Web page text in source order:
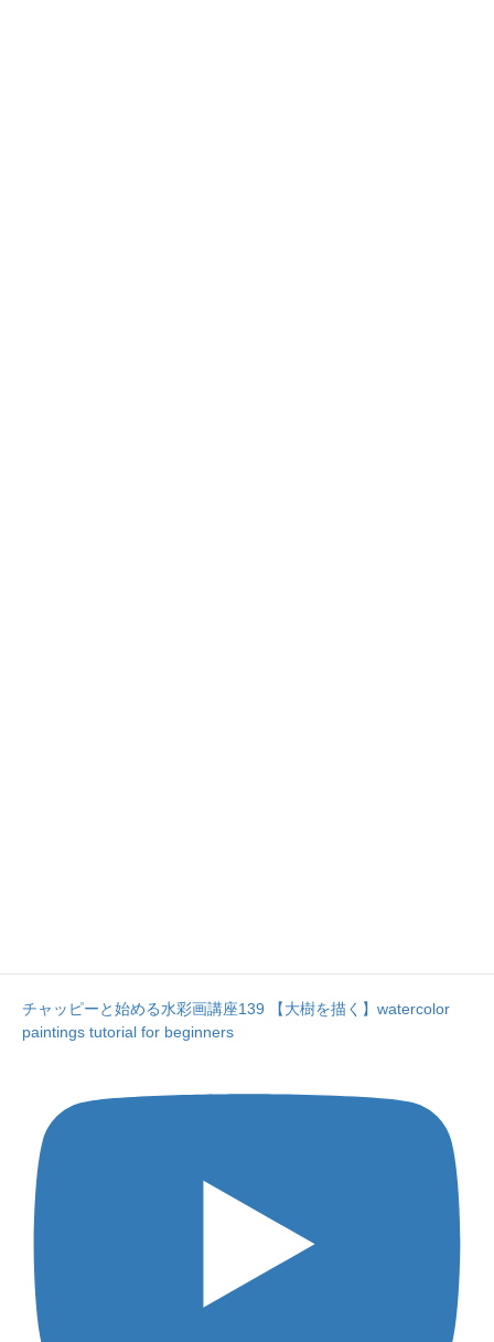
チャッピーと始める水彩画講座139 【大樹を描く】watercolor
paintings tutorial for beginners